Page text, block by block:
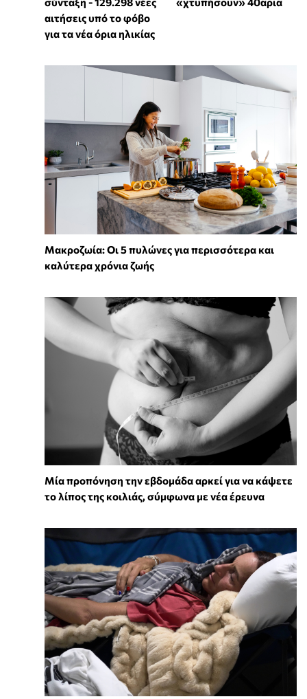
αιτήσεις υπό το φόβο
για τα νέα όρια ηλικίας
Mακροζωία: Οι 5 πυλώνες για περισσότερα και
καλύτερα χρόνια ζωής
Μία προπόνηση την εβδομάδα αρκεί για να κάψετε
το λίπος της κοιλιάς, σύμφωνα με νέα έρευνα